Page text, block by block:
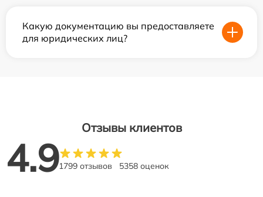
Какую документацию вы предоставляете
для юридических лиц?
Отзывы клиентов
4.91799 отзывов 5358 оценок